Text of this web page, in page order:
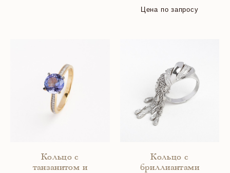
Цена по запросу
Кольцо с
танзанитом и
Кольцо с
бриллиантами